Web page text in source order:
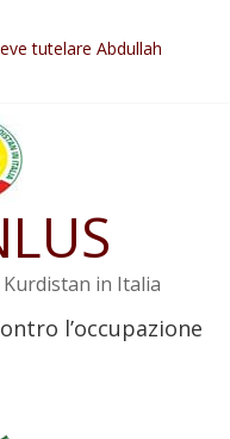
essere trasformata in
tutelare Abdullah
di nuovo sotto minaccia
Apo ostacolerebbe
contro i crimini di guerra
in Italia
l’occupazione